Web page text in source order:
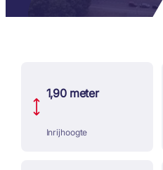
1,90 meter
Inrijhoogte